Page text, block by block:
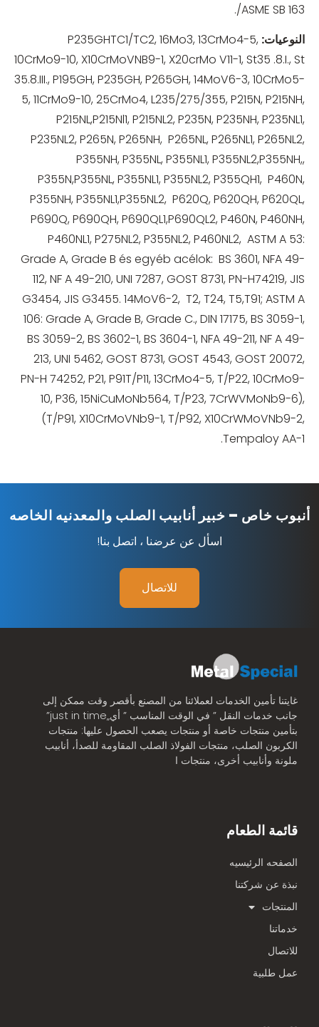
/ASME SB 163.
النوعيات:
P235GHTC1/TC2, 16Mo3, 13CrMo4-5,
10CrMo9-10, X10CrMoVNB9-1, X20crMo V11-1, St35 .8.I., St
35.8.III., P195GH, P235GH, P265GH, 14MoV6-3, 10CrMo5-
5, 11CrMo9-10, 25CrMo4, L235/275/355, P215N, P215NH,
P215NL,P215Nl1, P215NL2, P235N, P235NH, P235NL1,
P235NL2, P265N, P265NH, P265NL, P265NL1, P265NL2,
P355NH, P355NL, P355NL1, P355NL2,P355NH,,
P355N,P355NL, P355NL1, P355NL2, P355QH1, P460N,
P355NH, P355NL1,P355NL2, P620Q, P620QH, P620QL,
P690Q, P690QH, P690QL1,P690QL2, P460N, P460NH,
P460NL1, P275NL2, P355NL2, P460NL2, ASTM A 53:
Grade A, Grade B és egyéb acélok: BS 3601, NFA 49-
112, NF A 49-210, UNI 7287, GOST 8731, PN-H74219, JIS
G3454, JIS G3455. 14MoV6-2, T2, T24, T5,T91; ASTM A
106: Grade A, Grade B, Grade C., DIN 17175, BS 3059-1,
BS 3059-2, BS 3602-1, BS 3604-1, NFA 49-211, NF A 49-
213, UNI 5462, GOST 8731, GOST 4543, GOST 20072,
PN-H 74252, P21, P91T/P11, 13CrMo4-5, T/P22, 10CrMo9-
10, P36, 15NiCuMoNb564, T/P23, 7CrWVMoNb9-6),
(T/P91, X10CrMoVNb9-1, T/P92, X10CrWMoVNb9-2,
Tempaloy AA-1.
أنبوب خاص – خبير أنابيب الصلب والمعدنيه الخاصه
اسأل عن عرضنا ، اتصل بنا!
للاتصال
غايتنا تأمين الخدمات لعملائنا من المصنع بأقصر وقت ممكن إلى
جانب خدمات النقل ” في الوقت المناسب ” أي„just in time”
بتأمين منتجات خاصة أو منتجات يصعب الحصول عليها: منتجات
الكربون الصلب، منتجات الفولاذ الصلب المقاومة للصدأ، أنابيب
ملونة وأنابيب أخرى، منتجات ا
قائمة الطعام
الصفحه الرئيسيه
نبذة عن شركتنا
المنتجات
خدماتنا
للاتصال
عمل طلبية